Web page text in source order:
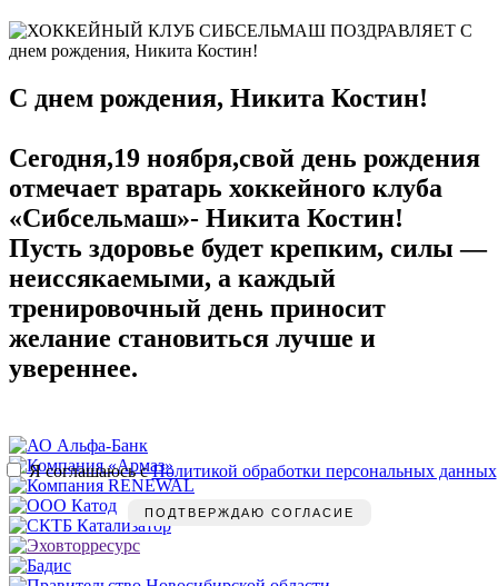
С днем рождения, Никита Костин!
Сегодня,19 ноября,свой день рождения
отмечает вратарь хоккейного клуба
«Сибсельмаш»- Никита Костин!
Пусть здоровье будет крепким, силы —
неиссякаемыми, а каждый
тренировочный день приносит
желание становиться лучше и
увереннее.
Я соглашаюсь сПолитикой обработки персональных данных
ПОДТВЕРЖДАЮ СОГЛАСИЕ